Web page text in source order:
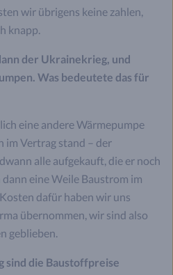
wir übrigens keine zahlen,
knapp.
der Ukrainekrieg, und
Was bedeutete das für
eine andere Wärmepumpe
im Vertrag stand – der
alle aufgekauft, die er noch
eine Weile Baustrom im
dafür haben wir uns
übernommen, wir sind also
geblieben.
sind die Baustoffpreise